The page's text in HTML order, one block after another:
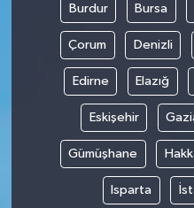
Burdur Bursa
Çorum Denizli
Edirne Elazığ
Eskişehir
Gümüşhane
Isparta